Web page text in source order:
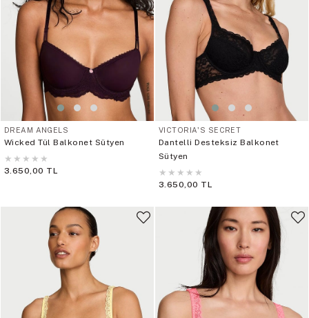
DREAM ANGELS
Wicked Tül Balkonet Sütyen
★ ★ ★ ★ ★
3.650,00 TL
VICTORIA'S SECRET
Dantelli Desteksiz Balkonet
Sütyen
★ ★ ★ ★ ★
3.650,00 TL